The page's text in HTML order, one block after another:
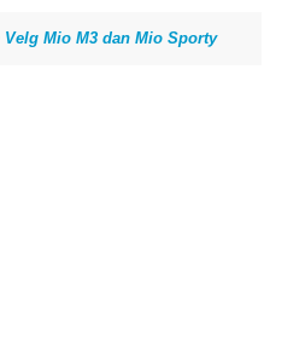
Velg Mio M3 dan Mio Sporty